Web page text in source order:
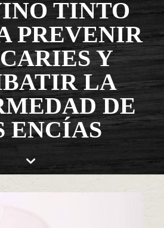
TINTO
PREVENIR
Y
LA
DE
ENCÍAS